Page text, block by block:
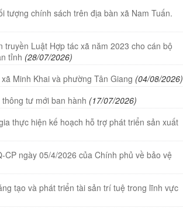
tượng chính sách trên địa bàn xã Nam Tuấn.
Luật Hợp tác xã năm 2023 cho cán bộ
tỉnh (28/07/2026)
Minh Khai và phường Tân Giang (04/08/2026)
tư mới ban hành (17/07/2026)
thực hiện kế hoạch hỗ trợ phát triển sản xuất
ngày 05/4/2026 của Chính phủ về bảo vệ
tạo và phát triển tài sản trí tuệ trong lĩnh vực